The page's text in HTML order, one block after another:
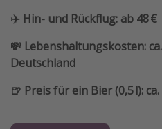
✈️ Hin- und Rückflug: ab 48 €
💸 Lebenshaltungskosten:
Deutschland
🍺 Preis für ein Bier (0,5 l):